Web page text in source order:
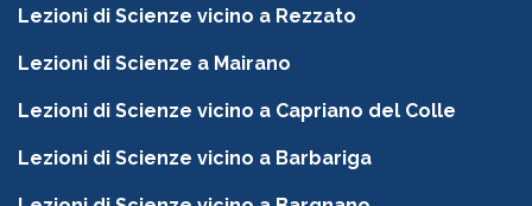
Lezioni di Scienze vicino a Rezzato
Lezioni di Scienze a Mairano
Lezioni di Scienze vicino a Capriano del Colle
Lezioni di Scienze vicino a Barbariga